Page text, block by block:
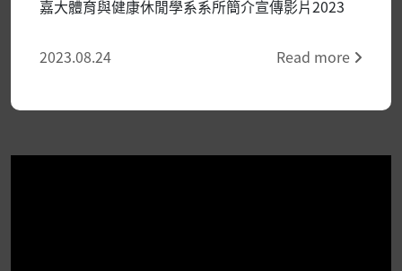
嘉大體育與健康休閒學系系所簡介宣傳影片2023
2023.08.24 Read more